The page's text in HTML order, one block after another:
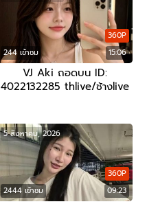
244 เข้าชม 15:06
360P
VJ Aki ถอดบน ID:
4022132285 thlive/ช้างlive
2444 เข้าชม 09:23
360P
5 สิงหาคม, 2026